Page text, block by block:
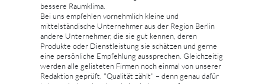
bessere Raumklima.
Bei uns empfehlen vornehmlich kleine und
mittelständische Unternehmer aus der Region Berlin
andere Unternehmer, die sie gut kennen, deren
Produkte oder Dienstleistung sie schätzen und gerne
eine persönliche Empfehlung aussprechen. Gleichzeitig
werden alle gelisteten Firmen noch einmal von unserer
Redaktion geprüft. "Qualität zählt" – denn genau dafür